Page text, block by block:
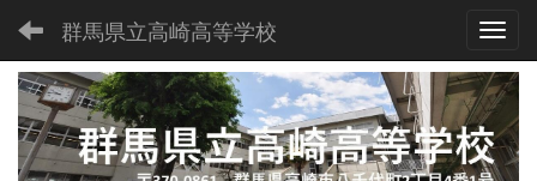
群馬県立高崎高等学校